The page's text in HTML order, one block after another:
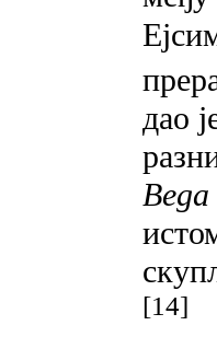
дао
Bega
[14]